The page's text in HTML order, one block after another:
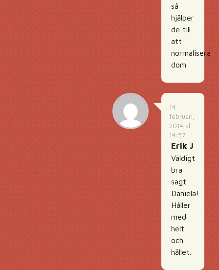
så
hjälper
de till
att
normalisera
dom.
14
februari,
2014 kl.
14:57
Erik J
Väldigt
bra
sagt
Daniela!
Håller
med
helt
och
hållet.